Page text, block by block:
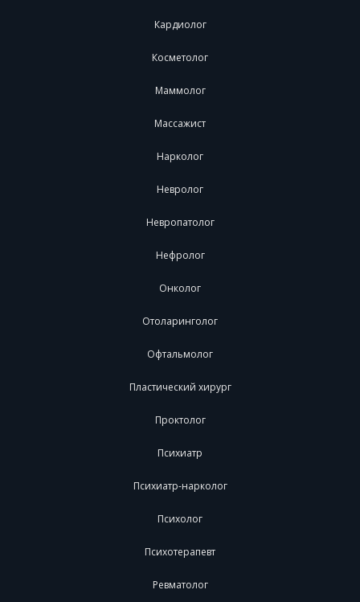
Кардиолог
Косметолог
Маммолог
Массажист
Нарколог
Невролог
Невропатолог
Нефролог
Онколог
Отоларинголог
Офтальмолог
Пластический хирург
Проктолог
Психиатр
Психиатр-нарколог
Психолог
Психотерапевт
Ревматолог